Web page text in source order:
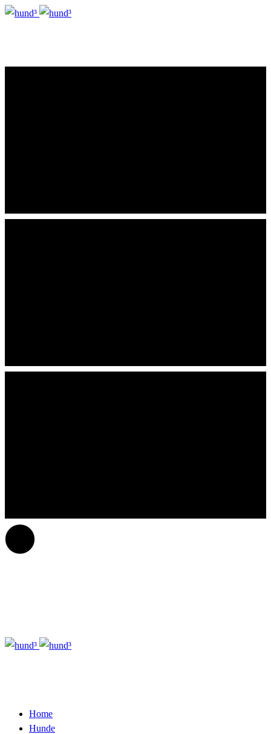
Home
Hunde